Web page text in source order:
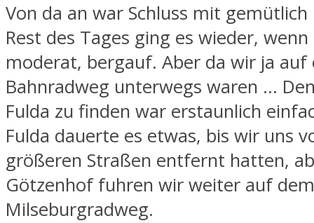
Von da an war Schluss mit
Rest des Tages ging es wieder, wenn
moderat, bergauf. Aber da wir ja auf
Bahnradweg unterwegs waren …
Fulda zu finden war erstaunlich
Fulda dauerte es etwas, bis wir uns
größeren Straßen entfernt hatten,
Götzenhof fuhren wir weiter auf dem
Milseburgradweg.